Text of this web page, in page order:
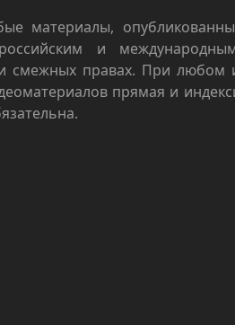
материалы,
и
смежных правах. При любом
прямая и